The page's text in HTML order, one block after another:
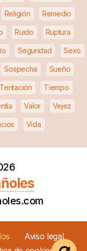
Religión Remedio
Ruido Ruptura
Seguridad Sexo
Sospecha Sueño
Tentación Tiempo
Valor Vejez
Vida
Aviso legal